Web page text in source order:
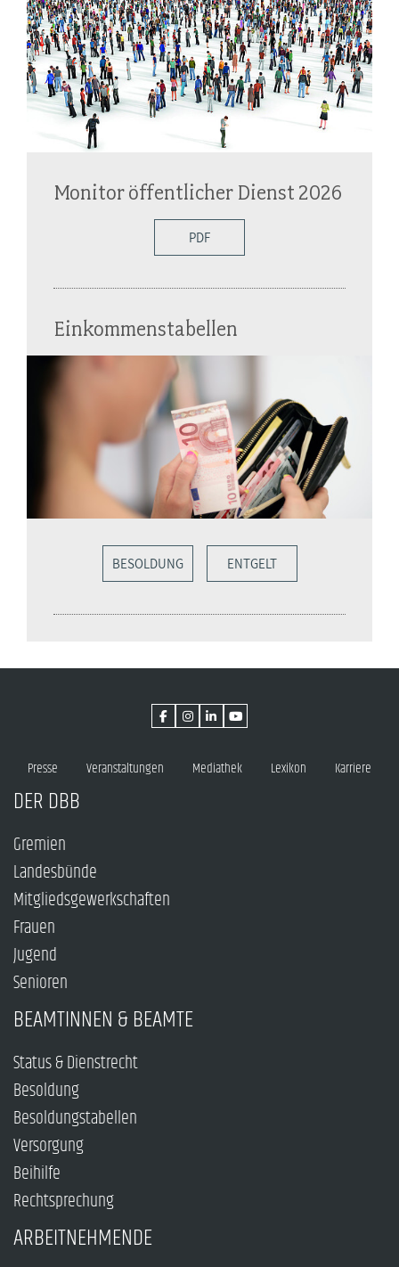
Monitor öffentlicher Dienst 2026
PDF
Einkommenstabellen
BESOLDUNG ENTGELT
Presse Veranstaltungen Mediathek Lexikon Karriere
DER DBB
Gremien
Landesbünde
Mitgliedsgewerkschaften
Frauen
Jugend
Senioren
BEAMTINNEN & BEAMTE
Status & Dienstrecht
Besoldung
Besoldungstabellen
Versorgung
Beihilfe
Rechtsprechung
ARBEITNEHMENDE